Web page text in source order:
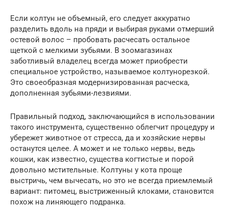
Если колтун не объемный, его следует аккуратно
разделить вдоль на пряди и выбирая руками отмерший
остевой волос – пробовать расчесать остальное
щеткой с мелкими зубьями. В зоомагазинах
заботливый владелец всегда может приобрести
специальное устройство, называемое колтунорезкой.
Это своеобразная модернизированная расческа,
дополненная зубьями-лезвиями.
Правильный подход, заключающийся в использовании
такого инструмента, существенно облегчит процедуру и
убережет животное от стресса, да и хозяйские нервы
останутся целее. А может и не только нервы, ведь
кошки, как известно, существа когтистые и порой
довольно мстительные. Колтуны у кота проще
выстричь, чем вычесать, но это не всегда приемлемый
вариант: питомец, выстриженный клоками, становится
похож на линяющего подранка.